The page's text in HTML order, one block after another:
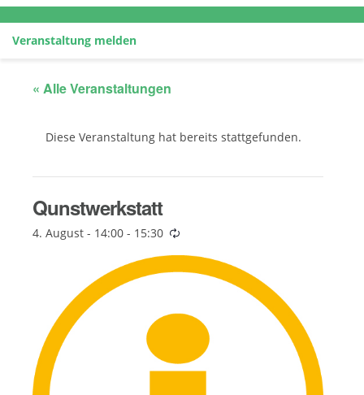
Veranstaltung melden
« Alle Veranstaltungen
Diese Veranstaltung hat bereits stattgefunden.
Qunstwerkstatt
4. August - 14:00 - 15:30